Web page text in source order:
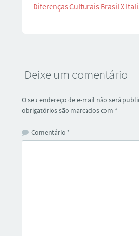
Diferenças Culturais Brasil X
Deixe um comentário
O seu endereço de e-mail não será
obrigatórios são marcados com *
Comentário *